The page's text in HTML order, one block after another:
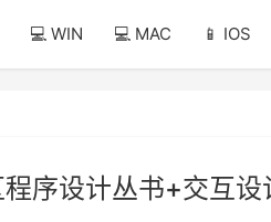
💻 WIN 💻 MAC 📱 IOS
程序设计丛书+交互